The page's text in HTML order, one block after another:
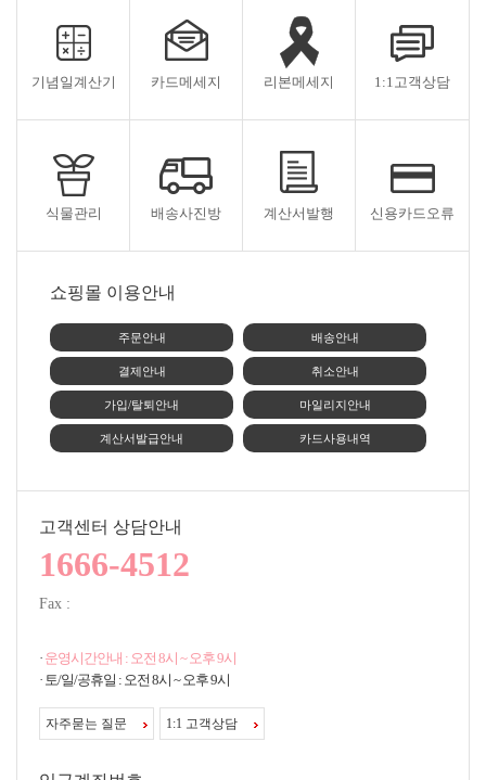
기념일계산기 카드메세지 리본메세지 1:1고객상담
식물관리 배송사진방 계산서발행 신용카드오류
쇼핑몰 이용안내
주문안내 배송안내
결제안내 취소안내
가입/탈퇴안내 마일리지안내
계산서발급안내 카드사용내역
고객센터 상담안내
1666-4512
Fax :
· 운영시간안내 : 오전 8시 ~ 오후 9시
· 토/일/공휴일 : 오전 8시 ~ 오후 9시
자주묻는 질문 1:1 고객상담